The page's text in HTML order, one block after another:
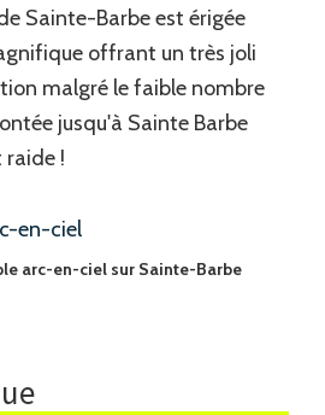
Sainte-Barbe est érigée
offrant un très joli
malgré le faible nombre
jusqu'à Sainte Barbe
raide !
arc-en-ciel sur Sainte-Barbe